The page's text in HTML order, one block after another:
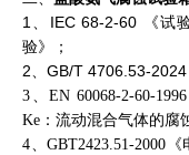
1、IEC 68-2-60 《试
验》；
2、GB/T 4706.53-
3、EN 60068-2-60-
Ke：流动混合气体的腐
4、GBT2423.51-2000